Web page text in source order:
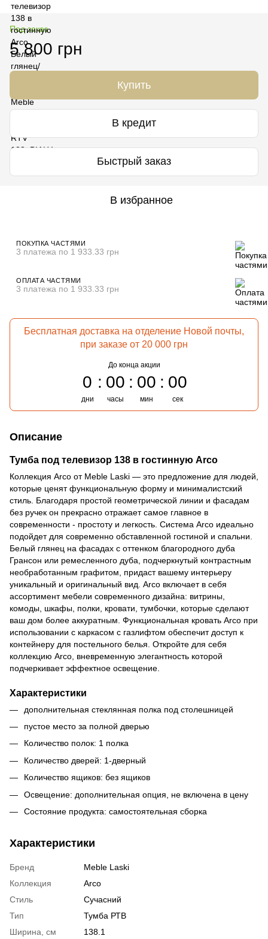
Под заказ
5 800 грн
Купить
В кредит
Быстрый заказ
В избранное
ПОКУПКА ЧАСТЯМИ
3 платежа по 1 933.33 грн
ОПЛАТА ЧАСТЯМИ
3 платежа по 1 933.33 грн
Бесплатная доставка на отделение Новой почты,
при заказе от 20 000 грн
До конца акции
0
дни
00
часы
00
мин
00
сек
Описание
Тумба под телевизор 138 в гостинную Arco
Коллекция Arco от Meble Laski — это предложение для людей,
которые ценят функциональную форму и минималистский
стиль. Благодаря простой геометрической линии и фасадам
без ручек он прекрасно отражает самое главное в
современности - простоту и легкость. Система Arco идеально
подойдет для современно обставленной гостиной и спальни.
Белый глянец на фасадах с оттенком благородного дуба
Грансон или ремесленного дуба, подчеркнутый контрастным
необработанным графитом, придаст вашему интерьеру
уникальный и оригинальный вид. Arco включает в себя
ассортимент мебели современного дизайна: витрины,
комоды, шкафы, полки, кровати, тумбочки, которые сделают
ваш дом более аккуратным. Функциональная кровать Arco при
использовании с каркасом с газлифтом обеспечит доступ к
контейнеру для постельного белья. Откройте для себя
коллекцию Arco, вневременную элегантность которой
подчеркивает эффектное освещение.
Характеристики
дополнительная стеклянная полка под столешницей
пустое место за полной дверью
Количество полок: 1 полка
Количество дверей: 1-дверный
Количество ящиков: без ящиков
Освещение: дополнительная опция, не включена в цену
Состояние продукта: самостоятельная сборка
Характеристики
Бренд
Meble Laski
Коллекция
Arco
Стиль
Сучасний
Тип
Тумба РТВ
Ширина, см
138.1